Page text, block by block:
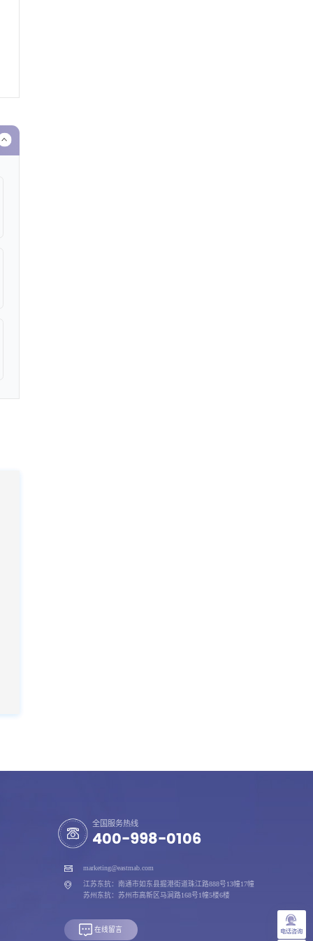
全国服务热线
400-998-0106
marketing@eastmab.com
江苏东抗：南通市如东县掘港街道珠江路888号13幢17幢
苏州东抗：苏州市高新区马涧路168号1幢5楼6楼
在线留言 电话咨询